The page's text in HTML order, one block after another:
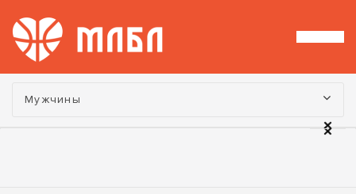
Турнир:
Мужчины